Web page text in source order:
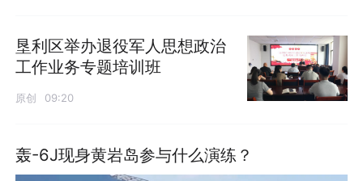
垦利区举办退役军人思想政治
工作业务专题培训班
原创 09:20
轰-6J现身黄岩岛参与什么演练？